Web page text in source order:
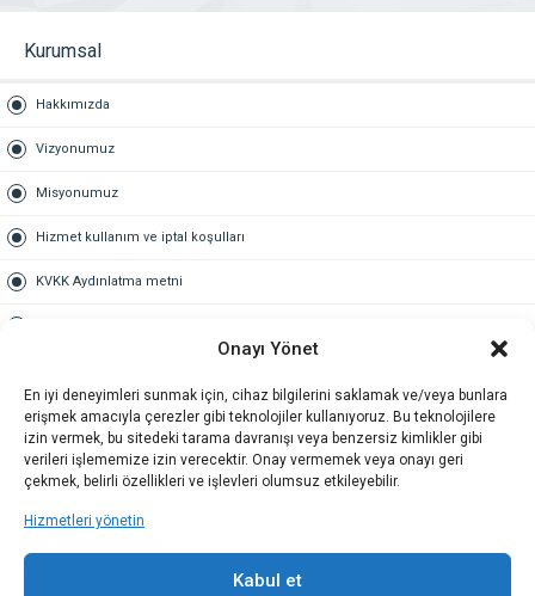
Onayı Yönet
En iyi deneyimleri sunmak için, cihaz bilgilerini saklamak ve/veya bunlara
erişmek amacıyla çerezler gibi teknolojiler kullanıyoruz. Bu teknolojilere
izin vermek, bu sitedeki tarama davranışı veya benzersiz kimlikler gibi
verileri işlememize izin verecektir. Onay vermemek veya onayı geri
çekmek, belirli özellikleri ve işlevleri olumsuz etkileyebilir.
Hizmetleri yönetin
Kabul et
Kurumsal
Hakkımızda
Vizyonumuz
Misyonumuz
Hizmet kullanım ve iptal koşulları
KVKK Aydınlatma metni
Gold üyelik nedir
Kariyer
İş Başvuru Formu